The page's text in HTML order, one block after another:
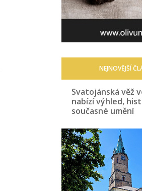
NEJNOVĚJŠÍ
Svatojánská věž
nabízí výhled,
současné umění